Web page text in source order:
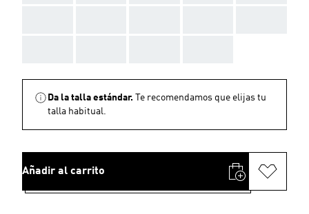
Da la talla estándar.
Te recomendamos que elijas tu
talla habitual.
Añadir al carrito